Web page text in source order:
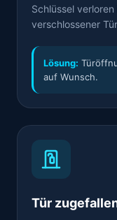
Schlüssel verloren
verschlossener
Lösung:
auf Wunsch.
Tür